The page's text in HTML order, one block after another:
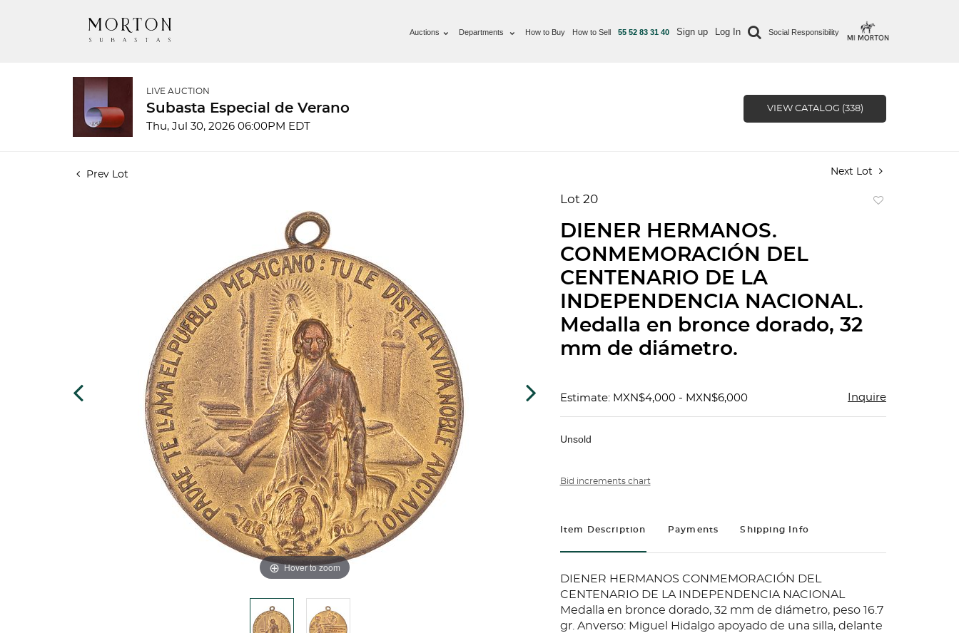
Auctions Departments How to Buy How to Sell 55 52 83 31 40 Sign up Log In Social Responsibility
LIVE AUCTION
Subasta Especial de Verano
Thu, Jul 30, 2026 06:00PM EDT
VIEW CATALOG (338)
Prev Lot Next Lot
Hover to zoom
Lot 20
DIENER HERMANOS.
CONMEMORACIÓN DEL
CENTENARIO DE LA
INDEPENDENCIA NACIONAL.
Medalla en bronce dorado, 32
mm de diámetro.
Estimate: MXN$4,000 - MXN$6,000 Inquire
Unsold
Bid increments chart
Item Description Payments Shipping Info
DIENER HERMANOS CONMEMORACIÓN DEL
CENTENARIO DE LA INDEPENDENCIA NACIONAL
Medalla en bronce dorado, 32 mm de diámetro, peso 16.7
gr. Anverso: Miguel Hidalgo apoyado de una silla, delante